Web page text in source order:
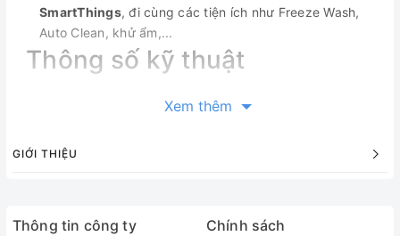
SmartThings, đi cùng các tiện ích như Freeze Wash,
Auto Clean, khử ẩm,...
Thông số kỹ thuật
Thông tin sản phẩm
Inverter:
Xem thêm
GIỚI THIỆU
Thông tin công ty Chính sách